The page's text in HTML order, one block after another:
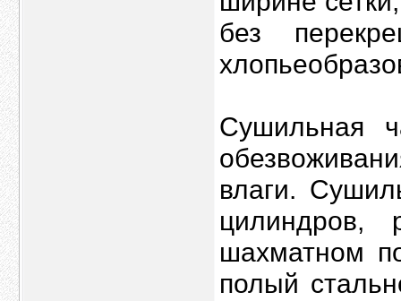
без
Сушильная
влаги.
цилиндров,
шахматном
полый